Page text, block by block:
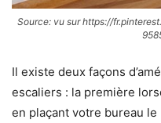
Source: vu sur https://
Il existe deux façons
escaliers : la première
en plaçant votre bureau